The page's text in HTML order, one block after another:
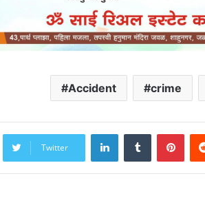
Accident crime
Twitter
LinkedInTumblr